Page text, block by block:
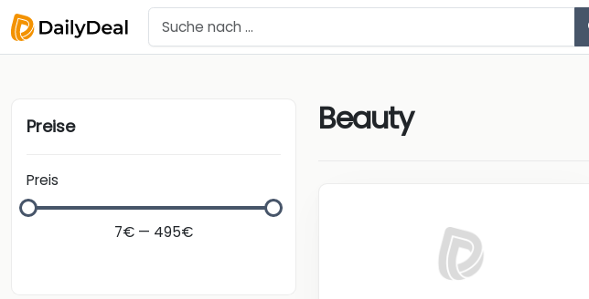
Preise
Preis
7€ — 495€
Beauty